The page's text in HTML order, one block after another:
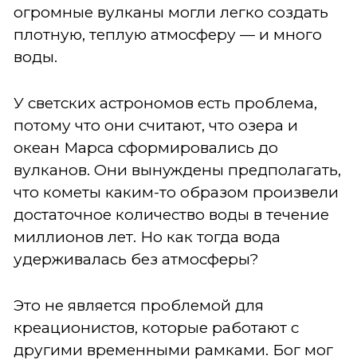
огромные вулканы могли легко создать
плотную, теплую атмосферу — и много
воды.
У светских астрономов есть проблема,
потому что они считают, что озера и
океан Марса сформировались до
вулканов. Они вынуждены предполагать,
что кометы каким-то образом произвели
достаточное количество воды в течение
миллионов лет. Но как тогда вода
удерживалась без атмосферы?
Это не является проблемой для
креационистов, которые работают с
другими временными рамками. Бог мог